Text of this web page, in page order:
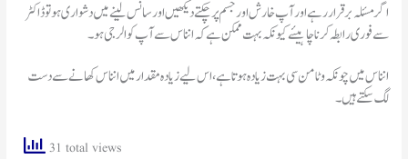
اگر مسئلہ برقرار رہے اور آپ خارش اور جسم پر چکتے دیکھیں اور سانس لینے میں دشواری ہو تو ڈاکٹر
سے فوری رابطہ کرنا چاہیئے کیونکہ بہت ممکن ہے کہ انناس سے آپ کو الرجی ہو۔
انناس میں چونکہ وٹامن سی بہت زیادہ ہوتا ہے، اس لیے زیادہ مقدار میں انناس کھانے سے دست
لگ سکتے ہیں۔
31 total views